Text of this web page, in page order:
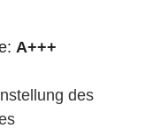
A+++
des